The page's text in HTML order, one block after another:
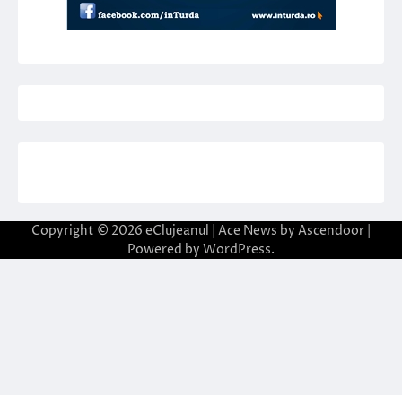
Copyright © 2026 eClujeanul | Ace News by Ascendoor
Powered by WordPress.